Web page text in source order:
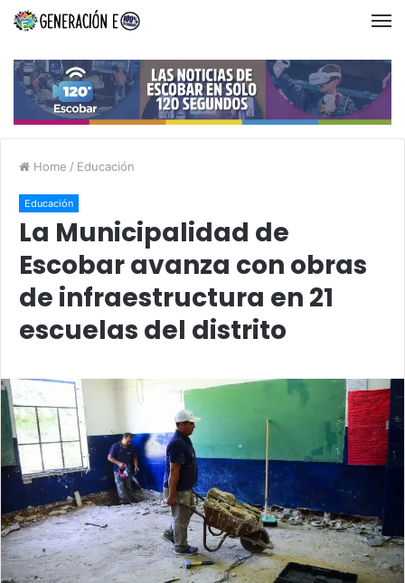
Home / Educación
Educación
La Municipalidad de
Escobar avanza con obras
de infraestructura en 21
escuelas del distrito